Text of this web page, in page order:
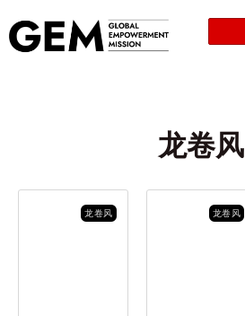
龙卷风
龙卷风 龙卷风